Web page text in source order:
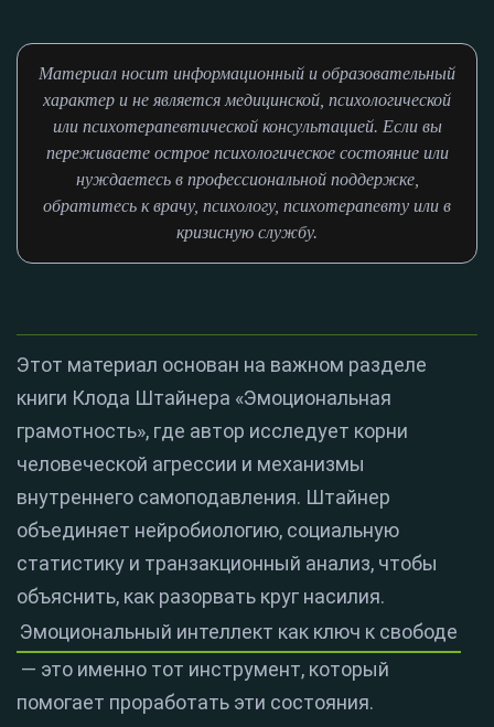
Материал носит информационный и образовательный
характер и не является медицинской, психологической
или психотерапевтической консультацией. Если вы
переживаете острое психологическое состояние или
нуждаетесь в профессиональной поддержке,
обратитесь к врачу, психологу, психотерапевту или в
кризисную службу.
Этот материал основан на важном разделе
книги Клода Штайнера «Эмоциональная
грамотность», где автор исследует корни
человеческой агрессии и механизмы
внутреннего самоподавления. Штайнер
объединяет нейробиологию, социальную
статистику и транзакционный анализ, чтобы
объяснить, как разорвать круг насилия.
Эмоциональный интеллект как ключ к свободе
— это именно тот инструмент, который
помогает проработать эти состояния.